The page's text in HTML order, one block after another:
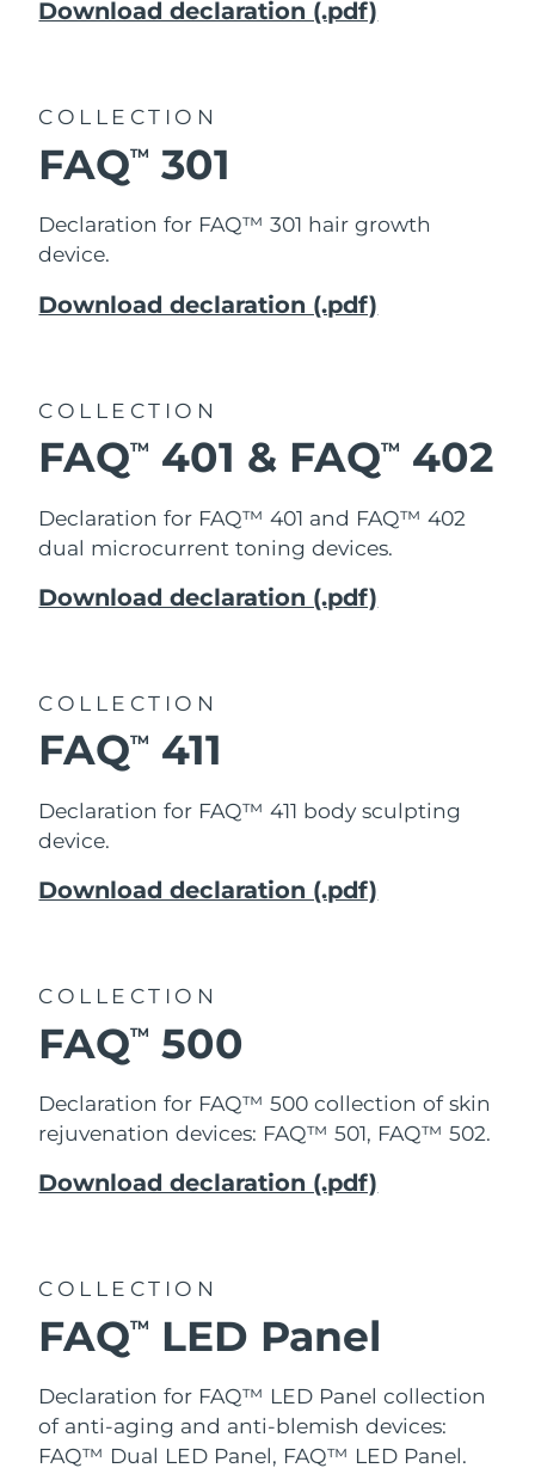
Download declaration (.pdf)
COLLECTION
FAQTM 301
Declaration for FAQ™ 301 hair growth
device.
Download declaration (.pdf)
COLLECTION
FAQTM 401 & FAQTM 402
Declaration for FAQ™ 401 and FAQ™ 402
dual microcurrent toning devices.
Download declaration (.pdf)
COLLECTION
FAQTM 411
Declaration for FAQ™ 411 body sculpting
device.
Download declaration (.pdf)
COLLECTION
FAQTM 500
Declaration for FAQ™ 500 collection ofskin
rejuvenation devices: FAQ™ 501, FAQ™ 502.
Download declaration (.pdf)
COLLECTION
FAQTM LED Panel
Declaration for FAQ™ LED Panel collection
of anti-aging and anti-blemish devices:
FAQ™ Dual LED Panel, FAQ™ LED Panel.
Slovenien
Sydafrika
Sydkorea Förväntad leverans
Taiwan Förväntad leverans 8/13/26
Turkiet Förväntad leverans
Förenade
Storbritannien
USA
Uzbekistan Förväntad leverans8/13/26